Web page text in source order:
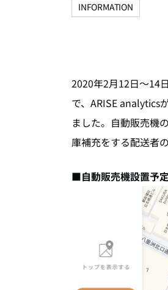
INFORMATION
2020年2月12日～14
で、ARISE analytics
ました。自動販売機
庫補充をする配送者
■自動販売機設置予